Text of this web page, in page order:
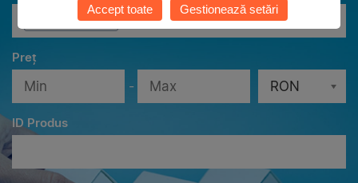
Toate localităţile
Preț
- RON
ID Produs
Accept toate Gestionează setări